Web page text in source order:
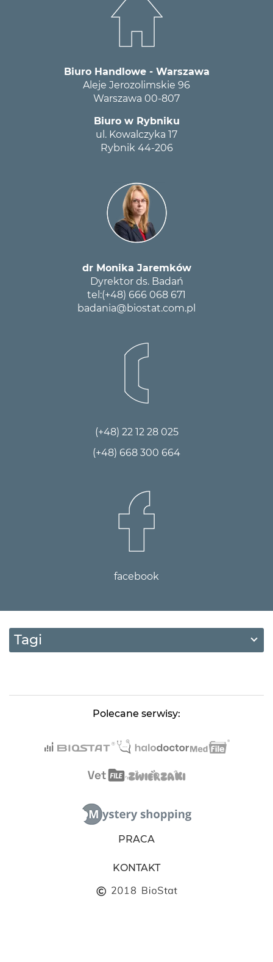
Biuro Handlowe - Warszawa
Aleje Jerozolimskie 96
Warszawa 00-807
Biuro w Rybniku
ul. Kowalczyka 17
Rybnik 44-206
dr Monika Jaremków
Dyrektor ds. Badań
tel:(+48) 666 068 671
badania@biostat.com.pl
(+48) 22 12 28 025
(+48) 668 300 664
facebook
Tagi
Polecane serwisy:
PRACA
KONTAKT